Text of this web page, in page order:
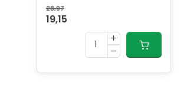
yup 1691a-ldf7-e10
28,97
19,15